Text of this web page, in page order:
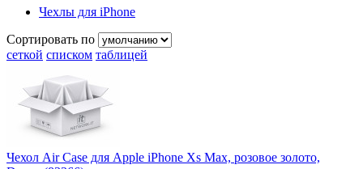
Чехлы для iPhone
Сортировать по
сеткой списком таблицей
Чехол Air Case для Apple iPhone Xs Max, розовое золото,